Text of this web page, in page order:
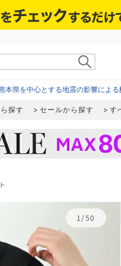
本県を中心とする地震の影響によ
探す セールから探す す
1/50